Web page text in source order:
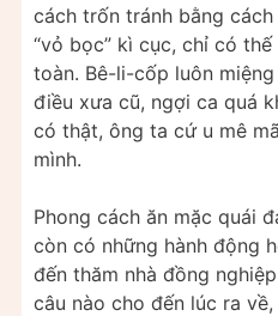
cách trốn tránh bằng
“vỏ bọc” kì cục, chỉ có
toàn. Bê-li-cốp luôn
điều xưa cũ, ngợi ca quá
có thật, ông ta cứ u mê
mình.
Phong cách ăn mặc quái
còn có những hành động
đến thăm nhà đồng
câu nào cho đến lúc ra